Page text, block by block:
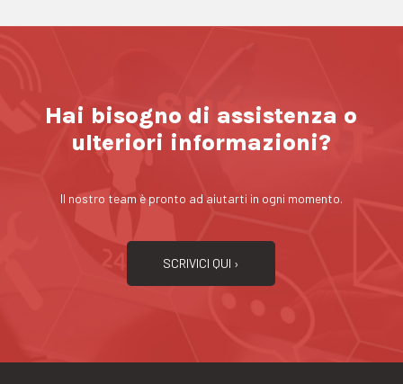
Hai bisogno di assistenza o
ulteriori informazioni?
Il nostro team è pronto ad aiutarti in ogni momento.
SCRIVICI QUI ›